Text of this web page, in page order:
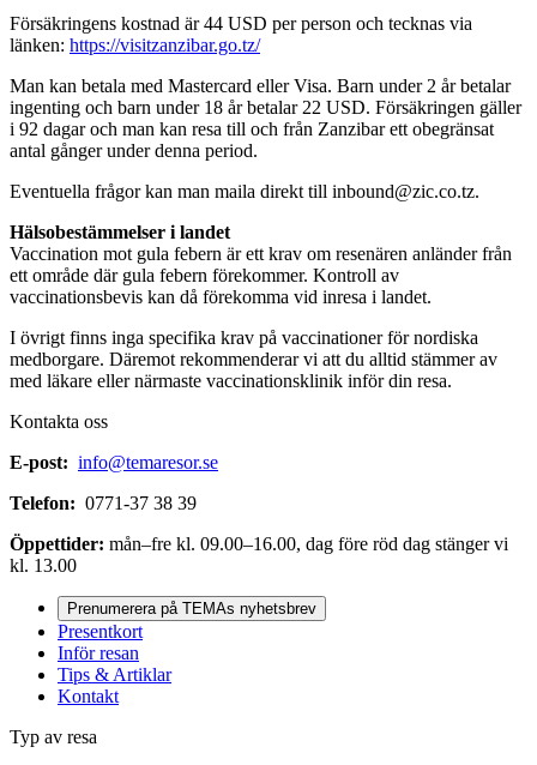
Försäkringens kostnad är 44 USD per person och tecknas via
länken: https://visitzanzibar.go.tz/
Man kan betala med Mastercard eller Visa. Barn under 2 år betalar
ingenting och barn under 18 år betalar 22 USD. Försäkringen gäller
i 92 dagar och man kan resa till och från Zanzibar ett obegränsat
antal gånger under denna period.
Eventuella frågor kan man maila direkt till inbound@zic.co.tz.
Hälsobestämmelser i landet
Vaccination mot gula febern är ett krav om resenären anländer från
ett område där gula febern förekommer. Kontroll av
vaccinationsbevis kan då förekomma vid inresa i landet.
I övrigt finns inga specifika krav på vaccinationer för nordiska
medborgare. Däremot rekommenderar vi att du alltid stämmer av
med läkare eller närmaste vaccinationsklinik inför din resa.
Kontakta oss
E-post: info@temaresor.se
Telefon: 0771-37 38 39
Öppettider: mån–fre kl. 09.00–16.00, dag före röd dag stänger vi
kl. 13.00
Prenumerera på TEMAs nyhetsbrev
Presentkort
Inför resan
Tips & Artiklar
Kontakt
Typ av resa